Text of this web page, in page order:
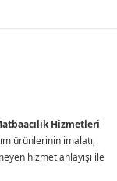
Hizmetleri
ürünlerinin imalatı,
hizmet anlayışı ile